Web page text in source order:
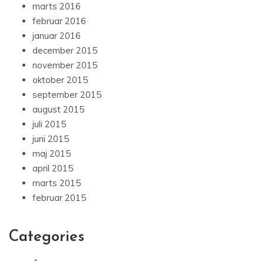
marts 2016
februar 2016
januar 2016
december 2015
november 2015
oktober 2015
september 2015
august 2015
juli 2015
juni 2015
maj 2015
april 2015
marts 2015
februar 2015
Categories